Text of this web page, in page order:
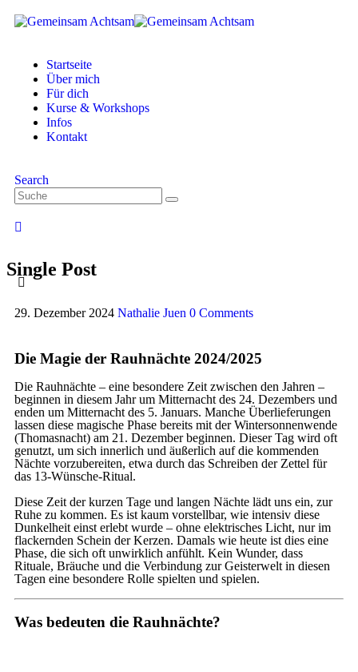
Startseite
Über mich
Für dich
Kurse & Workshops
Infos
Kontakt
Search
Single Post
29. Dezember 2024 Nathalie Juen 0 Comments
Die Magie der Rauhnächte 2024/2025
Die Rauhnächte – eine besondere Zeit zwischen den Jahren –
beginnen in diesem Jahr um Mitternacht des 24. Dezembers und
enden um Mitternacht des 5. Januars. Manche Überlieferungen
lassen diese magische Phase bereits mit der Wintersonnenwende
(Thomasnacht) am 21. Dezember beginnen. Dieser Tag wird oft
genutzt, um sich innerlich und äußerlich auf die kommenden
Nächte vorzubereiten, etwa durch das Schreiben der Zettel für
das 13-Wünsche-Ritual.
Diese Zeit der kurzen Tage und langen Nächte lädt uns ein, zur
Ruhe zu kommen. Es ist kaum vorstellbar, wie intensiv diese
Dunkelheit einst erlebt wurde – ohne elektrisches Licht, nur im
flackernden Schein der Kerzen. Damals wie heute ist dies eine
Phase, die sich oft unwirklich anfühlt. Kein Wunder, dass
Rituale, Bräuche und die Verbindung zur Geisterwelt in diesen
Tagen eine besondere Rolle spielten und spielen.
Was bedeuten die Rauhnächte?